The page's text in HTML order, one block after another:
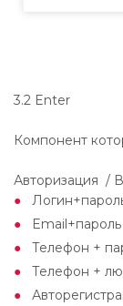
3.2 Enter
Компонент
Авторизация /
Email+пароль
Телефон +
Телефон +